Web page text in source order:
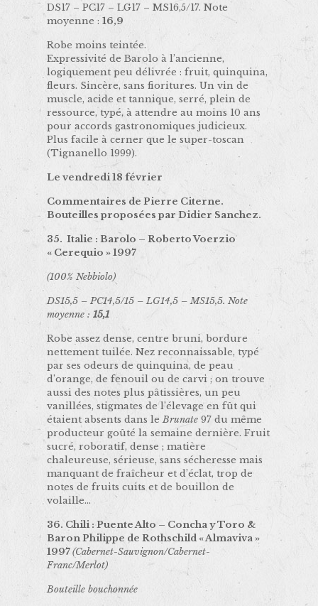
DS17 – PC17 – LG17 – MS16,5/17. Note
moyenne :16,9
Robe moins teintée.
Expressivité de Barolo à l’ancienne,
logiquement peu délivrée : fruit, quinquina,
fleurs. Sincère, sans fioritures. Un vin de
muscle, acide et tannique, serré, plein de
ressource, typé, à attendre au moins 10 ans
pour accords gastronomiques judicieux.
Plus facile à cerner que le super-toscan
(Tignanello 1999).
Le vendredi 18 février
Commentaires de Pierre Citerne.
Bouteilles proposées par Didier Sanchez.
35. Italie : Barolo – Roberto Voerzio
« Cerequio » 1997
(100% Nebbiolo)
DS15,5 – PC14,5/15 – LG14,5 – MS15,5. Note
moyenne :15,1
Robe assez dense, centre bruni, bordure
nettement tuilée. Nez reconnaissable, typé
par ses odeurs de quinquina, de peau
d’orange, de fenouil ou de carvi ; on trouve
aussi des notes plus pâtissières, un peu
vanillées, stigmates de l’élevage en fût qui
étaient absents dans leBrunate 97 du même
producteur goûté la semaine dernière. Fruit
sucré, roboratif, dense ; matière
chaleureuse, sérieuse, sans sécheresse mais
manquant de fraîcheur et d’éclat, trop de
notes de fruits cuits et de bouillon de
volaille…
36. Chili : Puente Alto – Concha y Toro &
Baron Philippe de Rothschild « Almaviva »
1997(Cabernet-Sauvignon/Cabernet-
Franc/Merlot)
Bouteille bouchonnée